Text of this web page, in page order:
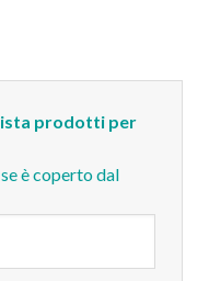
prodotti per
è coperto dal